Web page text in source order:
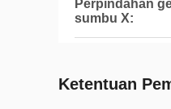
Perpindahan
sumbu X:
Ketentuan